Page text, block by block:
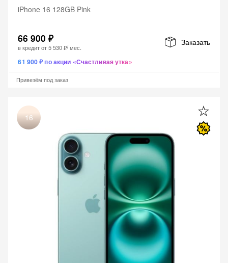
iPhone 16 128GB Pink
66 900 ₽
в кредит от5 530 ₽/ мес.
Заказать
61 900 ₽ по акции «Счастливая утка»
Привезём под заказ
16